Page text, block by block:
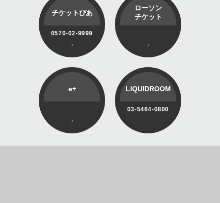
チケットぴあ
0570-02-9999
ローソン
チケット
e+ LIQUIDROOM
03-5464-0800